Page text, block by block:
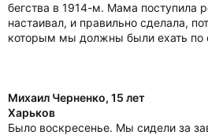
бегства в 1914-м. Мама поступила
настаивал, и правильно сделала,
которым мы должны были ехать по
Михаил Черненко, 15 лет
Харьков
Было воскресенье. Мы сидели за